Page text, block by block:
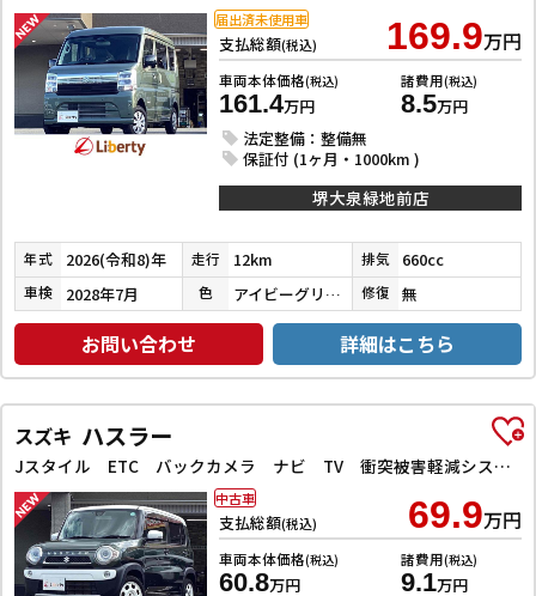
支払総額(税込) 169.9万円
車両本体価格(税込)
161.4万円
諸費用(税込)
8.5万円
法定整備：整備無
保証付 (1ヶ月・1000km )
届出済未使用車
堺大泉緑地前店
年式 2026(令和8)年 走行 12km 排気 660cc
車検 2028年7月 色 アイビーグリーンメタリック 修復 無
お問い合わせ 詳細はこちら
スズキ ハスラー
Jスタイル ETC バックカメラ ナビ TV 衝突被害軽減システム オートライト スマートキー アイドリングストップ 電動格納ミラー シートヒーター ベンチシート CVT ESC CD DVD再生
支払総額(税込) 69.9万円
車両本体価格(税込)
60.8万円
諸費用(税込)
9.1万円
中古車